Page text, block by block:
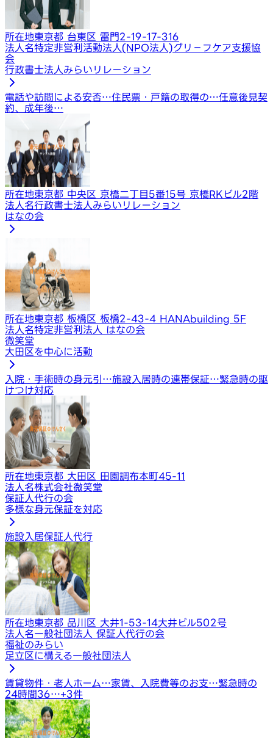
所在地東京都 台東区 雷門2-19-17-316
法人名特定非営利活動法人(NPO法人)グリ－フケア支援協
会
行政書士法人みらいリレーション
電話や訪問による安否…住民票・戸籍の取得の…任意後見契
約、成年後…
所在地東京都 中央区 京橋二丁目5番15号 京橋RKビル2階
法人名行政書士法人みらいリレーション
はなの会
所在地東京都 板橋区 板橋2-43-4 HANAbuilding 5F
法人名特定非営利法人 はなの会
微笑堂
大田区を中心に活動
入院・手術時の身元引…施設入居時の連帯保証…緊急時の駆
けつけ対応
所在地東京都 大田区 田園調布本町45-11
法人名株式会社微笑堂
保証人代行の会
多様な身元保証を対応
施設入居保証人代行
所在地東京都 品川区 大井1-53-14大井ビル502号
法人名一般社団法人 保証人代行の会
福祉のみらい
足立区に構える一般社団法人
賃貸物件・老人ホーム…家賃、入院費等のお支…緊急時の
24時間36…+3件